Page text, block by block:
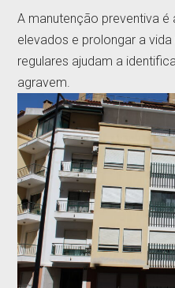
A manutenção preventiva
elevados e prolongar a
regulares ajudam a
agravem.